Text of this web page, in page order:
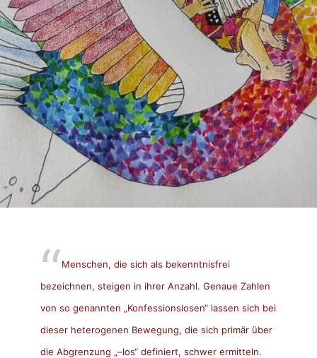
Menschen, die sich als bekenntnisfrei
bezeichnen, steigen in ihrer Anzahl. Genaue Zahlen
von so genannten „Konfessionslosen“ lassen sich bei
dieser heterogenen Bewegung, die sich primär über
die Abgrenzung „–los“ definiert, schwer ermitteln.